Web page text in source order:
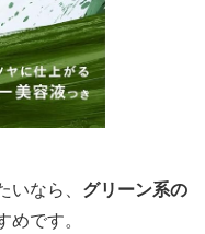
いなら、 グリーン系の
めです。